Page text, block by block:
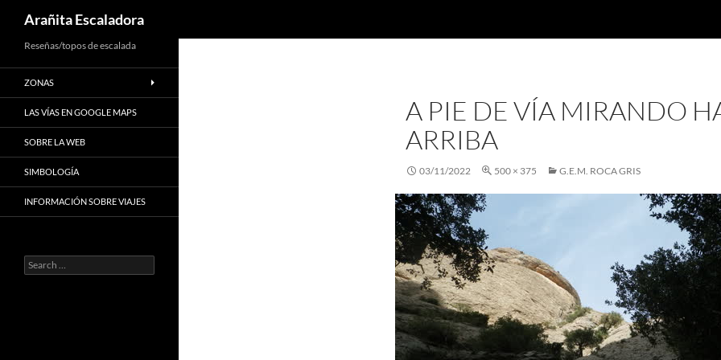
to
content
Arañita Escaladora
A PIE DE VÍA MIRANDO
ARRIBA
03/11/2022 500 × 375 G.E.M. ROCA GRIS
Reseñas/topos de escalada
ZONAS
LAS VÍAS EN GOOGLE MAPS
SOBRE LA WEB
SIMBOLOGÍA
INFORMACIÓN SOBRE VIAJES
Search
for: